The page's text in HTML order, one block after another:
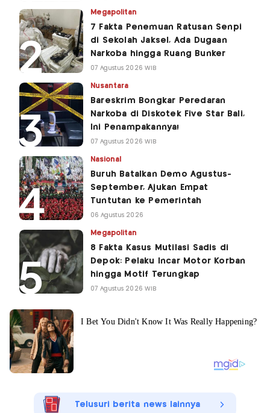
Megapolitan
7 Fakta Penemuan Ratusan Senpi
di Sekolah Jaksel, Ada Dugaan
Narkoba hingga Ruang Bunker
07 Agustus 2026 WIB
Nusantara
Bareskrim Bongkar Peredaran
Narkoba di Diskotek Five Star Bali,
Ini Penampakannya!
07 Agustus 2026 WIB
Nasional
Buruh Batalkan Demo Agustus-
September, Ajukan Empat
Tuntutan ke Pemerintah
06 Agustus 2026
Megapolitan
8 Fakta Kasus Mutilasi Sadis di
Depok: Pelaku Incar Motor Korban
hingga Motif Terungkap
07 Agustus 2026 WIB
Telusuri berita news lainnya